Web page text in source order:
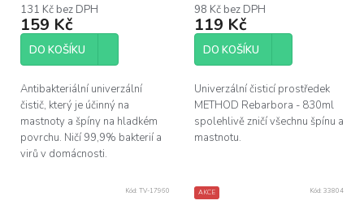
produktu
je
5,0
5
131 Kč bez DPH
159 Kč
DO KOŠÍKU
Antibakteriální univerzální
čistič, který je účinný na
mastnoty a špíny na hladkém
povrchu. Ničí 99,9% bakterií a
virů v domácnosti.
produktu
je
4,9
5
98 Kč bez DPH
119 Kč
DO KOŠÍKU
Univerzální čisticí prostředek
METHOD Rebarbora - 830ml
spolehlivě zničí všechnu špínu a
mastnotu.
Kód: TV-17960 AKCE Kód: 33804